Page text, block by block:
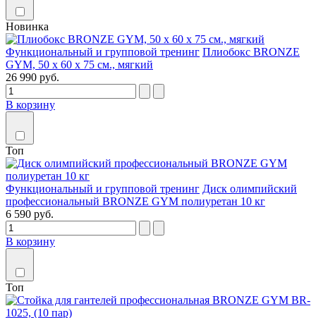
Новинка
Функциональный и групповой тренинг Плиобокс BRONZE
GYM, 50 х 60 х 75 см., мягкий
26 990 руб.
В корзину
Топ
Функциональный и групповой тренинг Диск олимпийский
профессиональный BRONZE GYM полиуретан 10 кг
6 590 руб.
В корзину
Топ